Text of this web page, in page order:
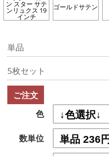
ン スター サテ
ンリュクス 19
インチ
ゴールドサテン
単品
5枚セット
ご注文
色
数単位